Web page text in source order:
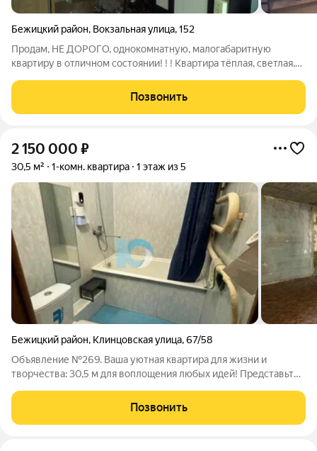
Бежицкий район, Вокзальная улица,152
Продам, НЕ ДОРОГО, однокомнатную, малогабаритную
квартиру в отличном состоянии! ! ! Квартира тёплая, светлая,
в ванной отделка современной плиткой, в туалете свежие
обои. Соседи
Позвонить
2 150 000 ₽
30,5 м² 1-комн. квартира 1 этаж из 5
Бежицкий район, Клинцовская улица,67/58
Объявление №269. Ваша уютная квартира для жизни и
творчества: 30,5 м для воплощения любых идей! Представьте
важные вещи. Здесь не нужно ломать стены или менять
коммуникации - можно сразу
Позвонить